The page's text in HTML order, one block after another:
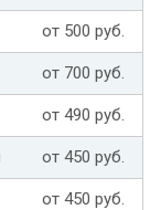
от 500 руб.
от 700 руб.
от 490 руб.
от 450 руб.
от 450 руб.